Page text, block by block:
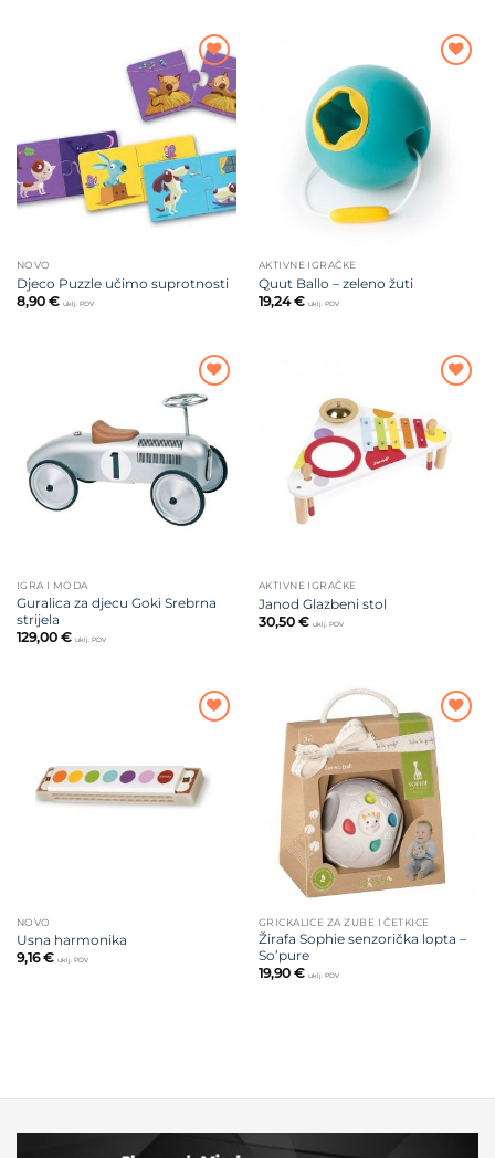
Dodajte
na listu
želja
NOVO
Djeco Puzzle učimo suprotnosti
8,90 € uklj. PDV
AKTIVNE IGRAČKE
Quut Ballo – zeleno žuti
19,24€ uklj. PDV
Dodajte
na listu
IGRA I MODA
Guralica za djecu Goki Srebrna
strijela
129,00 € uklj. PDV
želja
AKTIVNE IGRAČKE
Janod Glazbeni stol
30,50 € uklj. PDV
želja
NOVO
Usna harmonika
9,16€ uklj. PDV
Dodajte
na listu
želja
GRICKALICE ZA ZUBE I ČETKICE
Žirafa Sophie senzorička lopta –
So’pure
19,90 € uklj. PDV